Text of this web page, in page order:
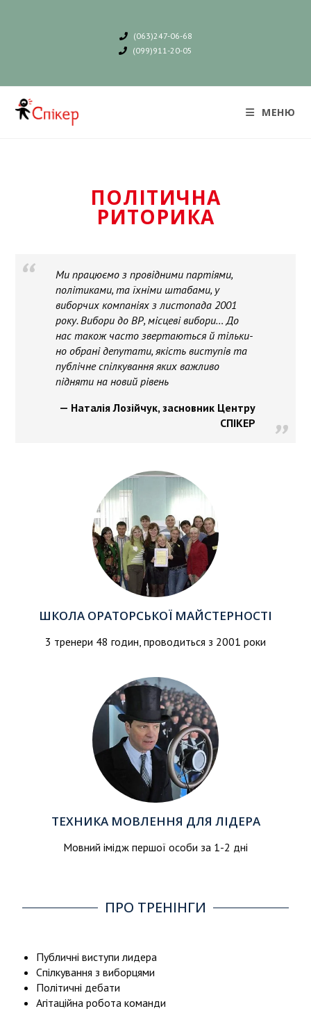
(063)247-06-68
(099)911-20-05
МЕНЮ
ПОЛІТИЧНА
РИТОРИКА
Ми працюємо з провідними партіями,
політиками, та їхніми штабами, у
виборчих компаніях з листопада 2001
року. Вибори до ВР, місцеві вибори… До
нас також часто звертаються й тільки-
но обрані депутати, якість виступів та
публічне спілкування яких важливо
підняти на новий рівень
Наталія Лозійчук, засновник Центру
СПІКЕР
ШКОЛА ОРАТОРСЬКОЇ МАЙСТЕРНОСТІ
3 тренери 48 годин, проводиться з 2001 роки
ТЕХНИКА МОВЛЕННЯ ДЛЯ ЛІДЕРА
Мовний імідж першої особи за 1-2 дні
ПРО ТРЕНІНГИ
Публичні виступи лидера
Спілкування з виборцями
Політичні дебати
Агітаційна робота команди